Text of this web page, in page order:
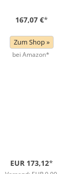
167,07 €*
Zum Shop »
bei Amazon*
EUR 173,12*